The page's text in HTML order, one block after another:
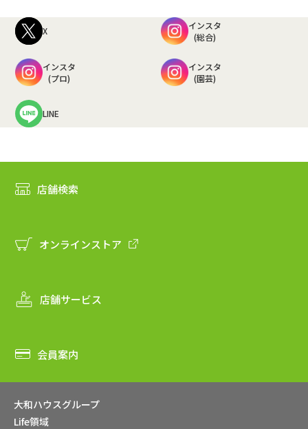
X
インスタ
(総合)
インスタ
(プロ)
インスタ
(園芸)
LINE
店舗検索
オンラインストア
店舗サービス
会員案内
大和ハウスグループ
Life領域